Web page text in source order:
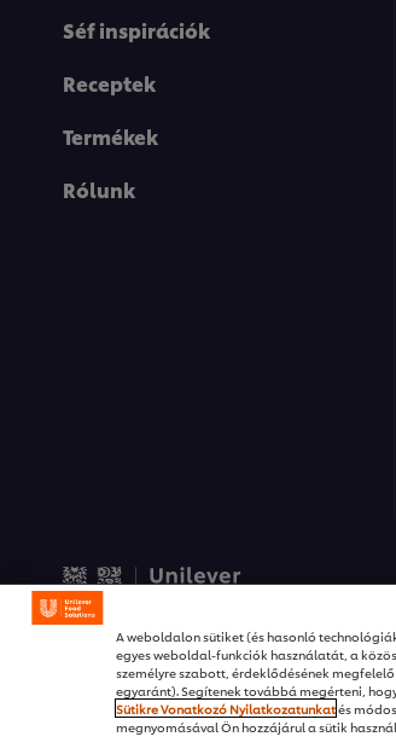
Séf inspirációk
Receptek
Termékek
Rólunk
A weboldalon sütiket (és hasonló
egyes weboldal-funkciók használatát, a
személyre szabott, érdeklődésének
egyaránt). Segítenek továbbá megérteni,
Sütikre Vonatkozó Nyilatkozatunkatés
megnyomásával Ön hozzájárul a sütik